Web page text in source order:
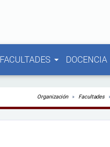
FACULTADES arrow_drop_down DOCENCIA
Organización Facultades